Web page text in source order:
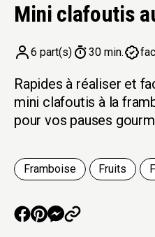
Mini clafoutis
6 part(s) 30 min.
Rapides à réaliser et
mini clafoutis à la
pour vos pauses
Framboise Fruits